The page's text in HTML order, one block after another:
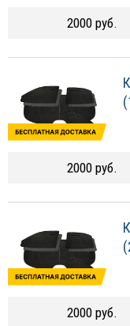
2000 руб.
2000 руб.
2000 руб.